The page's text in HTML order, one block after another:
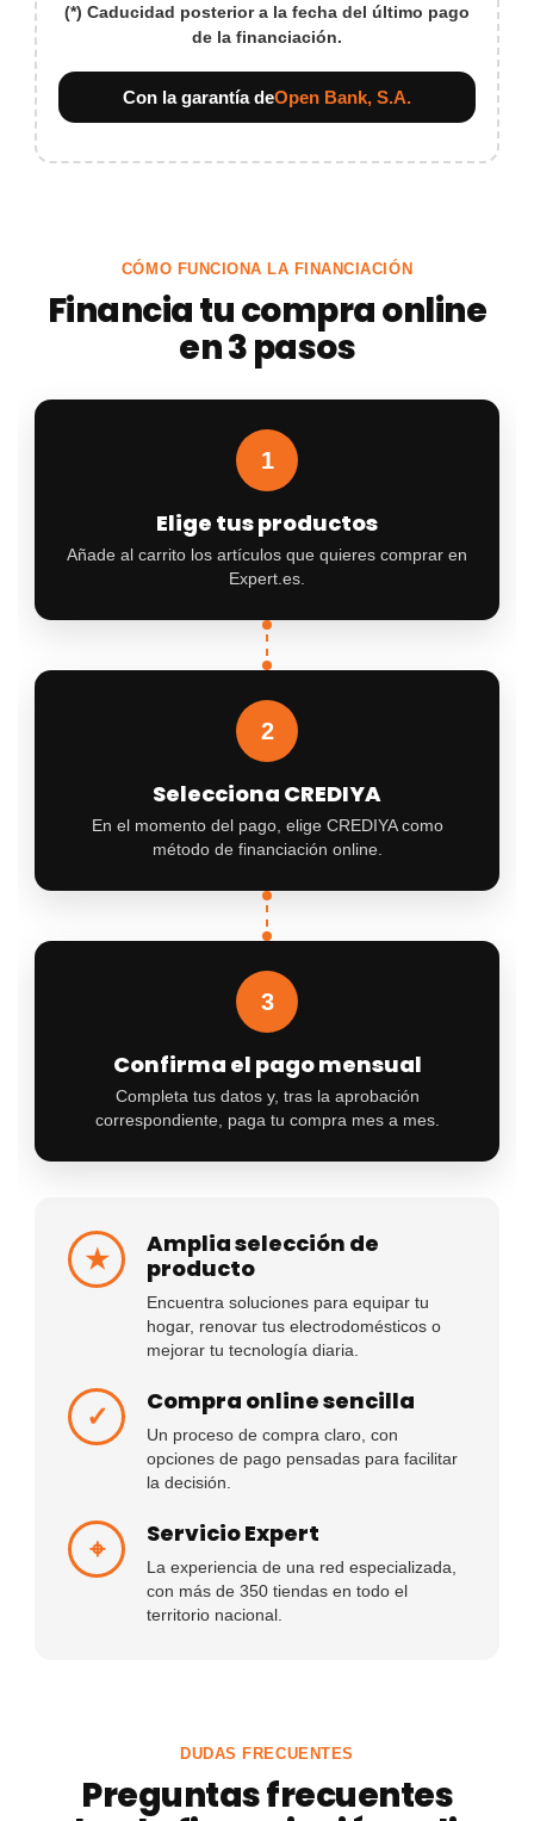
(*) Caducidad posterior a la fecha del último pago
de la financiación.
Con la garantía deOpen Bank, S.A.
CÓMO FUNCIONA LA FINANCIACIÓN
Financia tu compra online
en 3 pasos
1
Elige tus productos
Añade al carrito los artículos que quieres comprar en
Expert.es.
2
Selecciona CREDIYA
En el momento del pago, elige CREDIYA como
método de financiación online.
3
Confirma el pago mensual
Completa tus datos y, tras la aprobación
correspondiente, paga tu compra mes a mes.
★
Amplia selección de
producto
Encuentra soluciones para equipar tu
hogar, renovar tus electrodomésticos o
mejorar tu tecnología diaria.
✓
Compra online sencilla
Un proceso de compra claro, con
opciones de pago pensadas para facilitar
la decisión.
⌖
Servicio Expert
La experiencia de una red especializada,
con más de 350 tiendas en todo el
territorio nacional.
DUDAS FRECUENTES
Preguntas frecuentes